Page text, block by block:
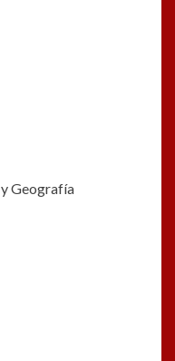
Geografía